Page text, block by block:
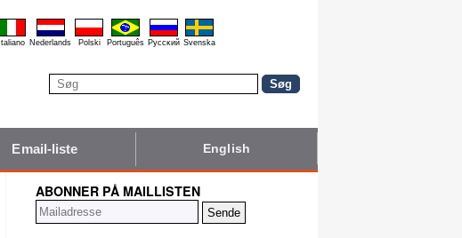
Italiano Nederlands Polski Português Pyccĸий Svenska
Email-liste English
ABONNER PÅ MAILLISTEN